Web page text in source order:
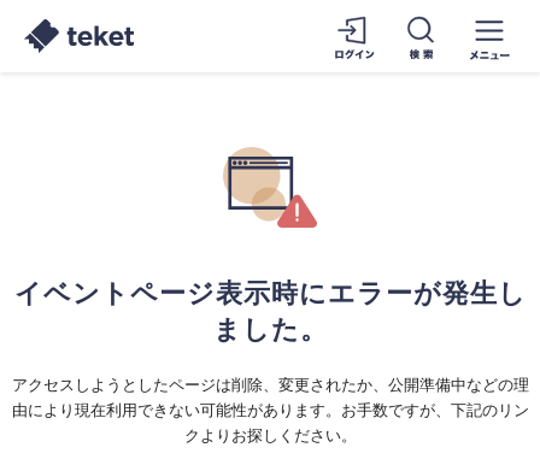
イベントページ表示時にエラーが発生し
ました。
アクセスしようとしたページは削除、変更されたか、公開準備中などの理
由により現在利用できない可能性があります。お手数ですが、下記のリン
クよりお探しください。